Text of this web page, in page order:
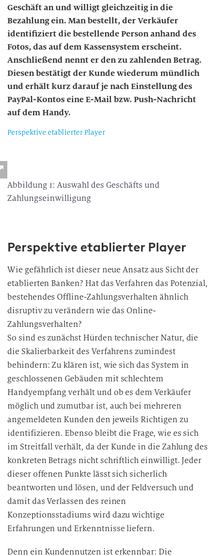
Geschäft an und willigt gleichzeitig in die
Bezahlung ein. Man bestellt, der Verkäufer
identifiziert die bestellende Person anhand des
Fotos, das auf dem Kassensystem erscheint.
Anschließend nennt er den zu zahlenden Betrag.
Diesen bestätigt der Kunde wiederum mündlich
und erhält kurz darauf je nach Einstellung des
PayPal-Kontos eine E-Mail bzw. Push-Nachricht
auf dem Handy.
Perspektive etablierter Player
Abbildung 1: Auswahl des Geschäfts und
Zahlungseinwilligung
Perspektive etablierter Player
Wie gefährlich ist dieser neue Ansatz aus Sicht der
etablierten Banken? Hat das Verfahren das Potenzial,
bestehendes Offline-Zahlungsverhalten ähnlich
disruptiv zu verändern wie das Online-
Zahlungsverhalten?
So sind es zunächst Hürden technischer Natur, die
die Skalierbarkeit des Verfahrens zumindest
behindern: Zu klären ist, wie sich das System in
geschlossenen Gebäuden mit schlechtem
Handyempfang verhält und ob es dem Verkäufer
möglich und zumutbar ist, auch bei mehreren
angemeldeten Kunden den jeweils Richtigen zu
identifizieren. Ebenso bleibt die Frage, wie es sich
im Streitfall verhält, da der Kunde in die Zahlung des
konkreten Betrags nicht schriftlich einwilligt. Jeder
dieser offenen Punkte lässt sich sicherlich
beantworten und lösen, und der Feldversuch und
damit das Verlassen des reinen
Konzeptionsstadiums wird dazu wichtige
Erfahrungen und Erkenntnisse liefern.
Denn ein Kundennutzen ist erkennbar: Die